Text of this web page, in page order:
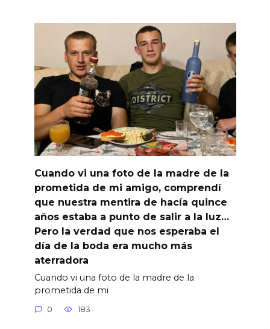
Cuando vi una foto de la madre de la
prometida de mi amigo, comprendí
que nuestra mentira de hacía quince
años estaba a punto de salir a la luz…
Pero la verdad que nos esperaba el
día de la boda era mucho más
aterradora
Cuando vi una foto de la madre de la
prometida de mi
0 183